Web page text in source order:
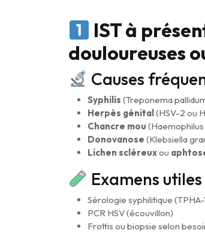
IST à
douloureuses
Causes
Syphilis (Treponema
Herpès génital (HSV-2 ou
Chancre mou
Donovanose (Klebsiella
Lichen scléreuxou
Examens utiles
Sérologie syphilitique
PCR HSV (écouvillon)
Frottis ou biopsie selon